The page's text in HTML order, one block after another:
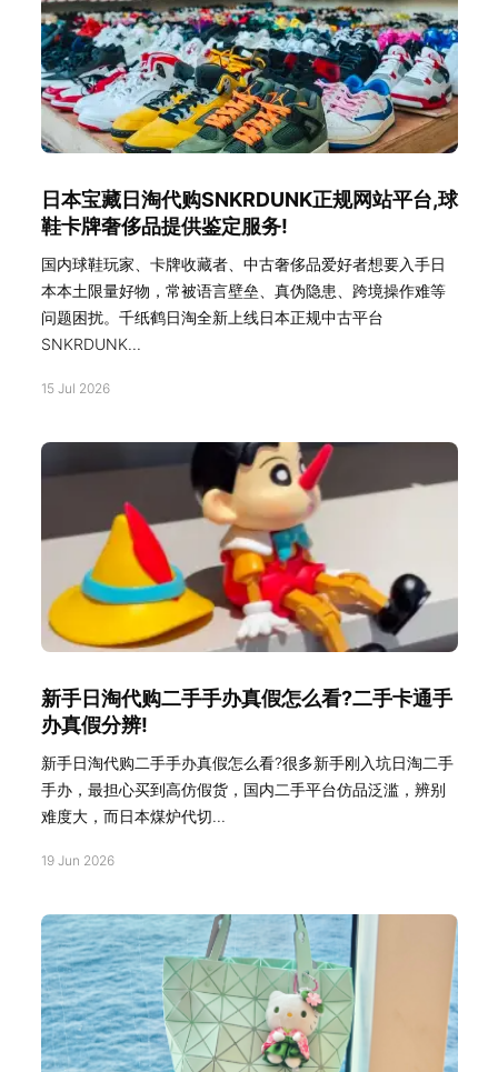
日本宝藏日淘代购SNKRDUNK正规网站平台,球
鞋卡牌奢侈品提供鉴定服务!
国内球鞋玩家、卡牌收藏者、中古奢侈品爱好者想要入手日
本本土限量好物，常被语言壁垒、真伪隐患、跨境操作难等
问题困扰。千纸鹤日淘全新上线日本正规中古平台
SNKRDUNK...
15 Jul 2026
新手日淘代购二手手办真假怎么看?二手卡通手
办真假分辨!
新手日淘代购二手手办真假怎么看?很多新手刚入坑日淘二手
手办，最担心买到高仿假货，国内二手平台仿品泛滥，辨别
难度大，而日本煤炉代切...
19 Jun 2026